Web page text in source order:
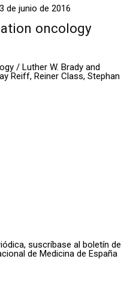
de junio de 2016
oncology
/ Luther W. Brady and
Reiff, Reiner Class, Stephan
suscríbase al boletín de
de Medicina de España